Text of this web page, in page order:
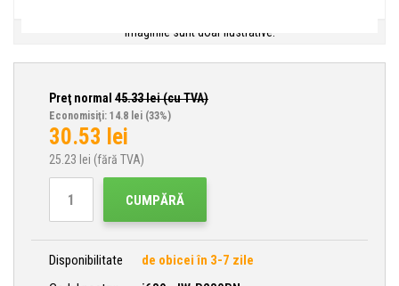
Imaginile sunt doar ilustrative.
Preţ normal 45.33lei (cu TVA)
Economisiţi: 14.8 lei (33%)
30.53 lei
25.23 lei (fără TVA)
CUMPĂRĂ
Disponibilitate
de obicei în 3-7 zile